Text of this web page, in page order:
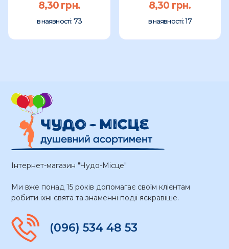
8,30 грн.
в наявності: 73
8,30 грн.
в наявності: 17
Інтернет-магазин "Чудо-Місце"
Ми вже понад 15 років допомагає своїм клієнтам
робити їхні свята та знаменні події яскравіше.
(096) 534 48 53